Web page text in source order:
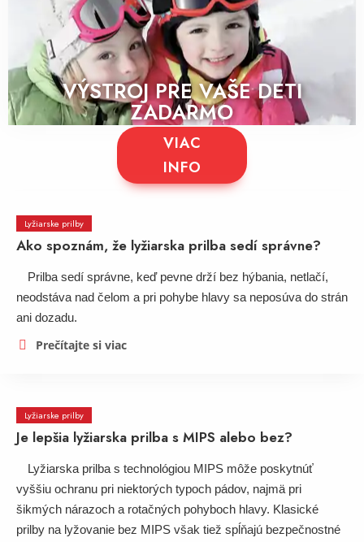
VÝSTROJ PRE VAŠE DETI
ZADARMO
VIAC
INFO
Lyžiarske prilby
Ako spoznám, že lyžiarska prilba sedí správne?
Prilba sedí správne, keď pevne drží bez hýbania, netlačí,
neodstáva nad čelom a pri pohybe hlavy sa neposúva do strán
ani dozadu.
Prečítajte si viac
Lyžiarske prilby
Je lepšia lyžiarska prilba s MIPS alebo bez?
Lyžiarska prilba s technológiou MIPS môže poskytnúť
vyššiu ochranu pri niektorých typoch pádov, najmä pri
šikmých nárazoch a rotačných pohyboch hlavy. Klasické
prilby na lyžovanie bez MIPS však tiež spĺňajú bezpečnostné